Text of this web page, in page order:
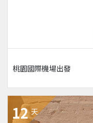
桃園國際機場出發
12 天